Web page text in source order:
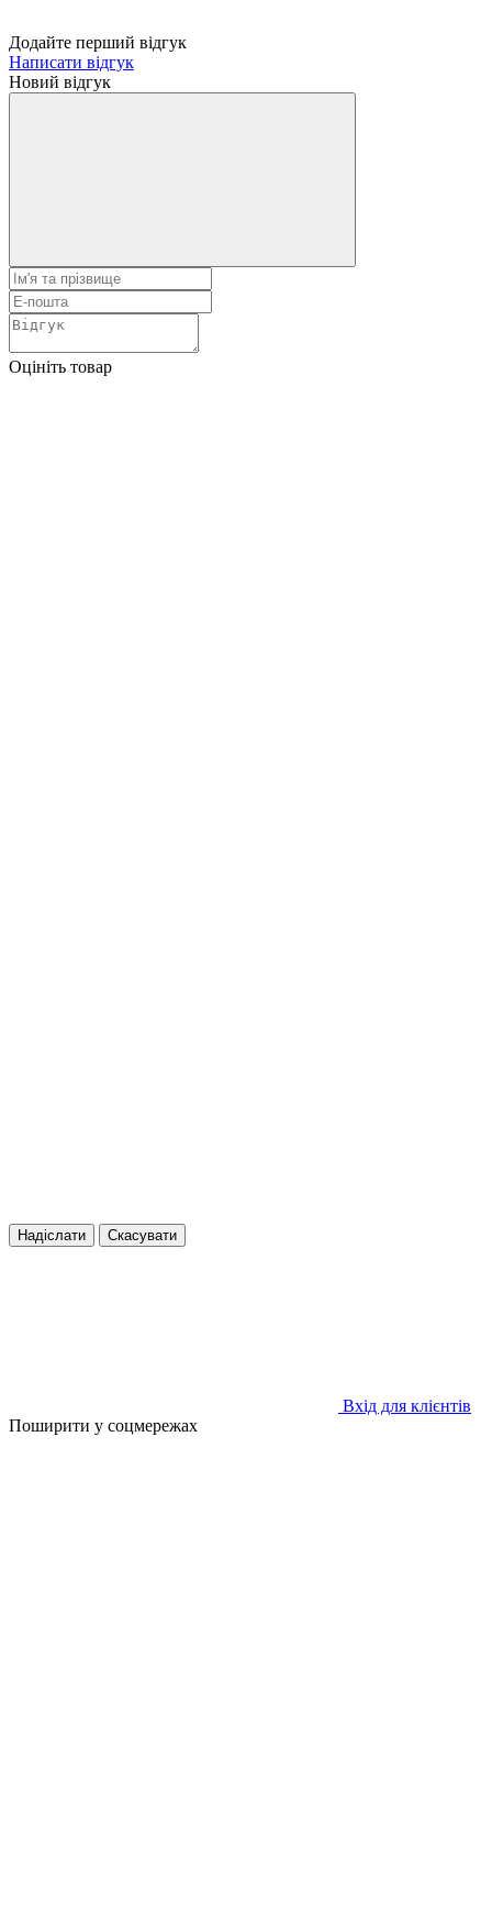
Додайте перший відгук
Написати відгук
Новий відгук
Оцініть товар
Надіслати Скасувати
Вхід для клієнтів
Поширити у соцмережах